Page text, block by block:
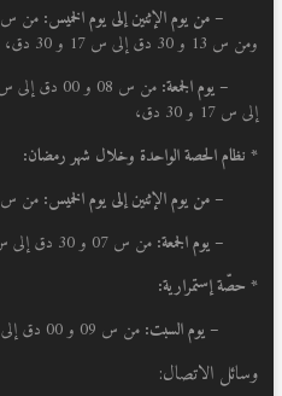
– من يوم الإثنين إلى يوم الخميس:
ومن س 13 و 30 دق إلى س 17 و 30 دق،
– يوم الجمعة:
إلى س 17 و 30 دق،
* نظام الحصة الواحدة وخلال شهر رمضان:
– من يوم الإثنين إلى يوم الخميس: من س 08 و 00 دق إلى س 14 و 30 دق،
– يوم الجمعة: من س 07 و 30 دق إلى س 13 و 00،
* حصّة إستمرارية:
– يوم السبت: من س 09 و 00 دق إلى س 12 و 00 دق.
وسائل الاتصال: